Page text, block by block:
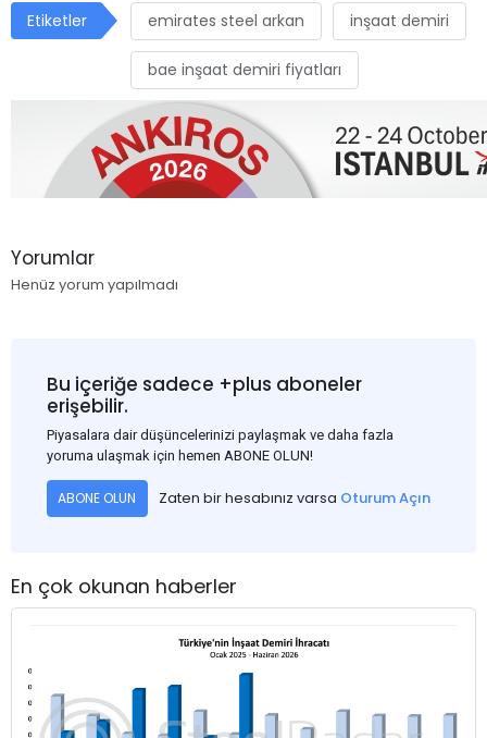
Etiketler emirates steel arkan inşaat demiri
bae inşaat demiri fiyatları
Yorumlar
Henüz yorum yapılmadı
Bu içeriğe sadece +plus aboneler
erişebilir.
Piyasalara dair düşüncelerinizi paylaşmak ve daha fazla
yoruma ulaşmak için hemen ABONE OLUN!
ABONE OLUN Zaten bir hesabınız varsa Oturum Açın
En çok okunan haberler